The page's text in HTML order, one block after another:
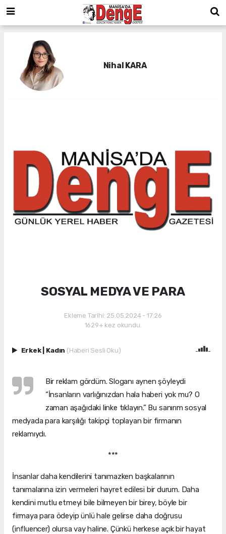
Nihal KARA
SOSYAL MEDYA VE PARA
Ekleme Tarihi: 25.05.2024 - 17:26
1629+ kez okundu.
Erkek Kadın (Haberi Sesli Oku)
Bir reklam gördüm. Sloganı aynen şöyleydi
“İnsanların varlığınızdan hala haberi yok mu? O
zaman aşağıdaki linke tıklayın.” Bu sanırım sosyal
medyada para karşılığı takipçi toplayan bir firmanın
reklamıydı.
***
İnsanlar daha kendilerini tanımazken başkalarının
tanımalarına izin vermeleri hayret edilesi bir durum. Daha
kendini mutlu etmeyi bile bilmeyen bir birey, böyle bir
firmaya para ödeyip ünlü hale gelirse daha doğrusu
(influencer) olursa vay haline. Çünkü herkese açık bir hayat